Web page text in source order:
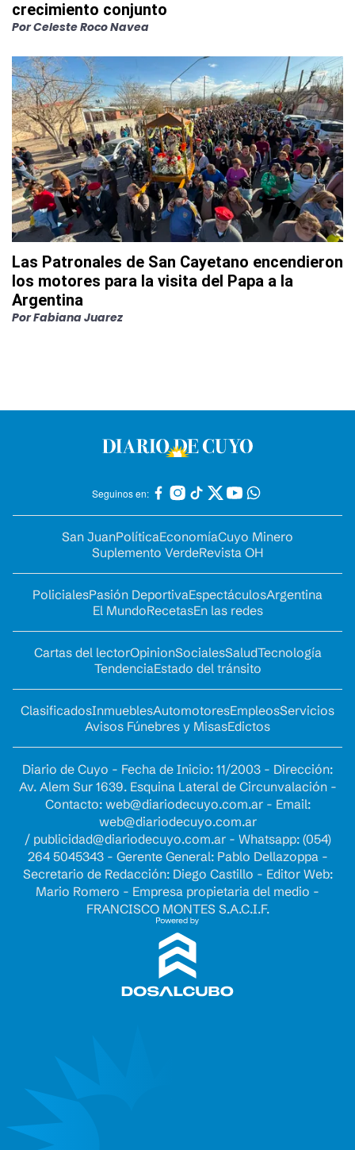
crecimiento conjunto
PorCeleste Roco Navea
Las Patronales de San Cayetano encendieron
los motores para la visita del Papa a la
Argentina
PorFabiana Juarez
Seguinos en:
San JuanPolíticaEconomíaCuyo Minero
Suplemento VerdeRevista OH
PolicialesPasión DeportivaEspectáculosArgentina
El MundoRecetasEn las redes
Cartas del lectorOpinionSocialesSaludTecnología
TendenciaEstado del tránsito
ClasificadosInmueblesAutomotoresEmpleosServicios
Avisos Fúnebres y MisasEdictos
Diario de Cuyo - Fecha de Inicio: 11/2003 - Dirección:
Av. Alem Sur 1639. Esquina Lateral de Circunvalación -
Contacto: web@diariodecuyo.com.ar- Email:
web@diariodecuyo.com.ar
/ publicidad@diariodecuyo.com.ar- Whatsapp: (054)
264 5045343 - Gerente General: Pablo Dellazoppa -
Secretario de Redacción: Diego Castillo - Editor Web:
Mario Romero - Empresa propietaria del medio -
FRANCISCO MONTES S.A.C.I.F.